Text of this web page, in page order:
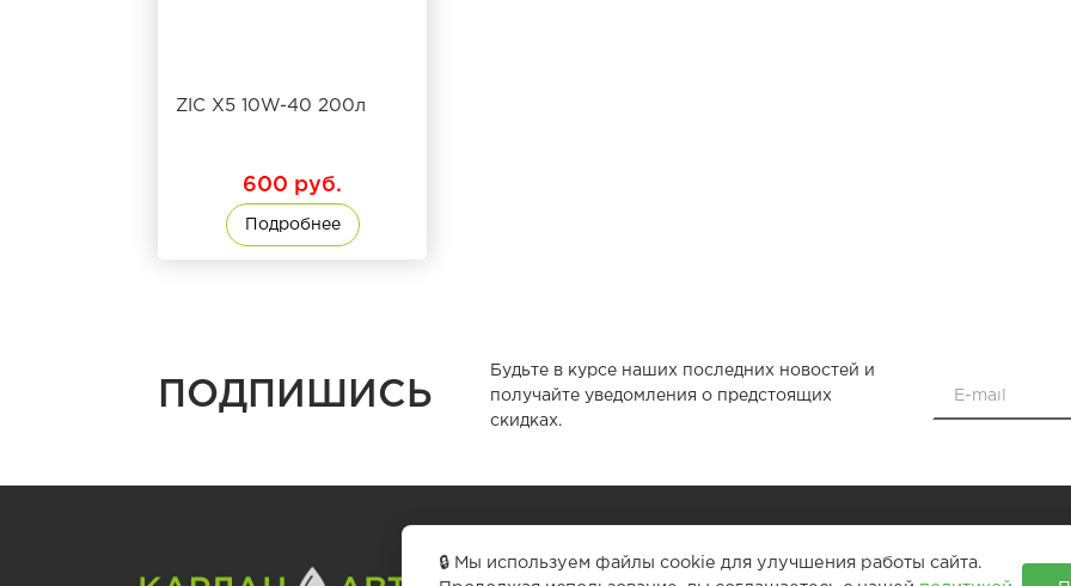
ZIC X5 10W-40 200л
600 руб.
Подробнее
ПОДПИШИСЬ
Будьте в курсе наших последних новостей и
получайте уведомления о предстоящих
скидках.
магазин
сервис
🔒 Мы используем файлы cookie для улучшения работы сайта.